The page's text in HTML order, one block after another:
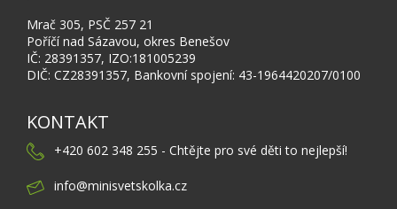
Mrač 305, PSČ 257 21
Poříčí nad Sázavou, okres Benešov
IČ: 28391357, IZO:181005239
DIČ: CZ28391357, Bankovní spojení: 43-1964420207/0100
KONTAKT
+420 602 348 255 - Chtějte pro své děti to nejlepší!
info@minisvetskolka.cz